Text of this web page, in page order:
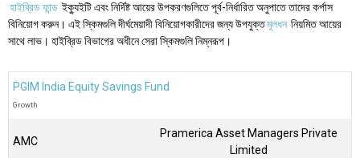
হাইব্রিড ফান্ড ইক্যুইটি এবং নির্দিষ্ট আয়ের উপকরণগুলিতে পূর্ব-নির্ধারিত অনুপাতে তাদের কর্পাস
বিনিয়োগ করুন। এই স্কিমগুলি দীর্ঘমেয়াদী বিনিয়োগকারীদের জন্য উপযুক্তমূলধন নিয়মিত আয়ের
সাথে লাভ। হাইব্রিড বিভাগের অধীনে সেরা স্কিমগুলি নিম্নরূপ।
PGIM India Equity Savings Fund
Growth
AMC
Pramerica Asset Managers Private
Limited